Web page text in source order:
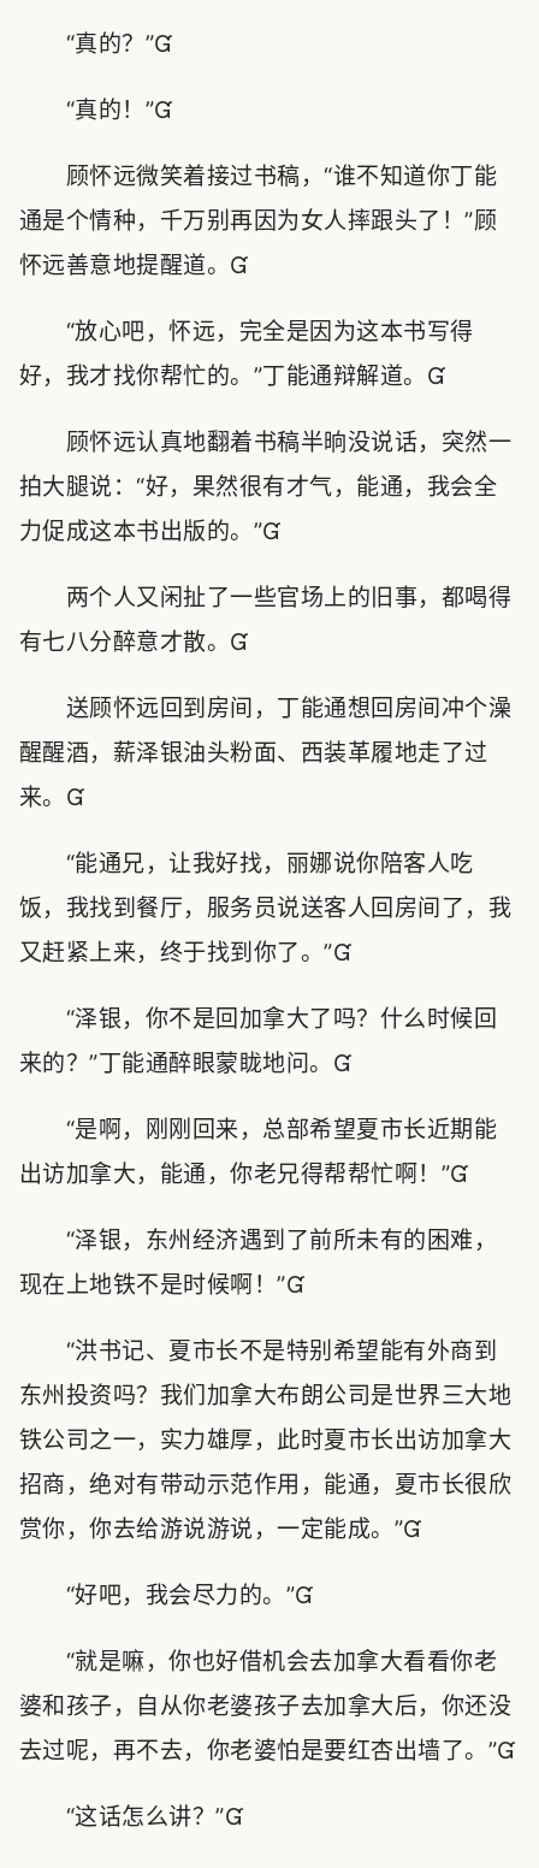
“真的？”
“真的！”
顾怀远微笑着接过书稿，“谁不知道你丁能
通是个情种，千万别再因为女人摔跟头了！”顾
怀远善意地提醒道。
“放心吧，怀远，完全是因为这本书写得
好，我才找你帮忙的。”丁能通辩解道。
顾怀远认真地翻着书稿半晌没说话，突然一
拍大腿说：“好，果然很有才气，能通，我会全
力促成这本书出版的。”
两个人又闲扯了一些官场上的旧事，都喝得
有七八分醉意才散。
送顾怀远回到房间，丁能通想回房间冲个澡
醒醒酒，薪泽银油头粉面、西装革履地走了过
来。
“能通兄，让我好找，丽娜说你陪客人吃
饭，我找到餐厅，服务员说送客人回房间了，我
又赶紧上来，终于找到你了。”
“泽银，你不是回加拿大了吗？什么时候回
来的？”丁能通醉眼蒙眬地问。
“是啊，刚刚回来，总部希望夏市长近期能
出访加拿大，能通，你老兄得帮帮忙啊！”
“泽银，东州经济遇到了前所未有的困难，
现在上地铁不是时候啊！”
“洪书记、夏市长不是特别希望能有外商到
东州投资吗？我们加拿大布朗公司是世界三大地
铁公司之一，实力雄厚，此时夏市长出访加拿大
招商，绝对有带动示范作用，能通，夏市长很欣
赏你，你去给游说游说，一定能成。”
“好吧，我会尽力的。”
“就是嘛，你也好借机会去加拿大看看你老
婆和孩子，自从你老婆孩子去加拿大后，你还没
去过呢，再不去，你老婆怕是要红杏出墙了。”
“这话怎么讲？”